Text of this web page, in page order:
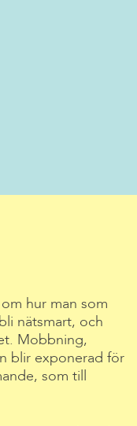
hur man som
nätsmart, och
Mobbning,
blir exponerad för
som till